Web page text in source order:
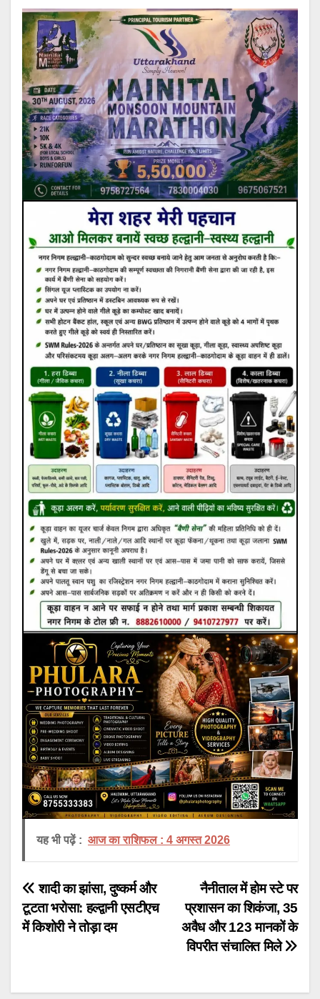
यह भी पढ़ें : आज का राशिफल : 4 अगस्त 2026
Post
navigation
नैनीताल में होम स्टे पर
प्रशासन का शिकंजा, 35
अवैध और 123 मानकों के
विपरीत संचालित मिले
शादी का झांसा, दुष्कर्म और
टूटता भरोसा: हल्द्वानी एसटीएच
में किशोरी ने तोड़ा दम